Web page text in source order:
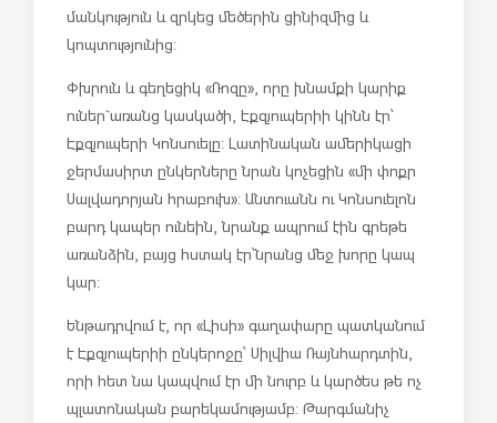
մանկություն և զրկեց մեծերին ցինիզմից և
կոպտությունից:
Փխրուն և գեղեցիկ «Ռոզը», որը խնամքի կարիք
ուներ`առանց կասկածի, Էքզյուպերիի կինն էր՝
Էքզյուպերի Կոնսուելը: Լատինական ամերիկացի
ջերմասիրտ ընկերները նրան կոչեցին «մի փոքր
Սալվադորյան հրաբուխ»: Անտուանն ու Կոնսուելոն
բարդ կապեր ունեին, նրանք ապրում էին գրեթե
առանձին, բայց հստակ էր՝նրանց մեջ խորը կապ
կար:
Ենթադրվում է, որ «Լիսի» գաղափարը պատկանում
է Էքզյուպերիի ընկերոջը՝ Սիլվիա Ռայնհարդտին,
որի հետ նա կապվում էր մի նուրբ և կարծես թե ոչ
պլատոնական բարեկամությամբ: Թարգմանիչ